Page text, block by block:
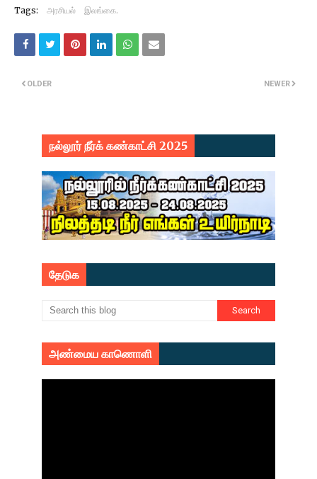
Tags: அரசியல் இலங்கை.
NEWER
OLDER
நல்லூர் நீர்க் கண்காட்சி 2025
தேடுக
அண்மைய காணொளி